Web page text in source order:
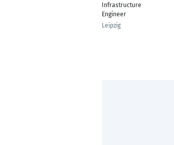
Infrastructure
Engineer
Leipzig